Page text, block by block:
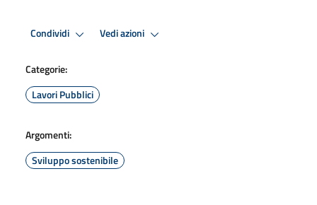
Condividi Vedi azioni
Categorie:
Lavori Pubblici
Argomenti:
Sviluppo sostenibile